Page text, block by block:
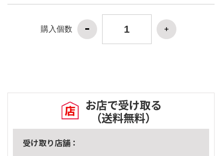
購入個数
お店で受け取る
（送料無料）
受け取り店舗：